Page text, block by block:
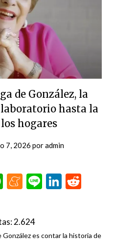
de González, la
hasta la
hogares
7, 2026 poradmin
WhatsApp
Meneame
Line
2.624
es contar la historia de